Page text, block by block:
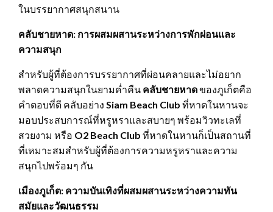
ในบรรยากาศสนุกสนาน
คลับชายหาด: การผสมผสานระหว่างการพักผ่อนและ
ความสนุก
สำหรับผู้ที่ต้องการบรรยากาศที่ผ่อนคลายและไม่อยาก
พลาดความสนุกในยามค่ำคืน คลับชายหาดของภูเก็ตคือ
คำตอบที่ดี คลับอย่าง Siam Beach Club ที่หาดในหานจะ
มอบประสบการณ์ที่หรูหราและสบายๆ พร้อมวิวทะเลที่
สวยงาม หรือ O2 Beach Club ที่หาดในหานก็เป็นสถานที่
ที่เหมาะสมสำหรับผู้ที่ต้องการความหรูหราและความ
สนุกไปพร้อมๆ กัน
เมืองภูเก็ต: ความบันเทิงที่ผสมผสานระหว่างความทัน
สมัยและวัฒนธรรม